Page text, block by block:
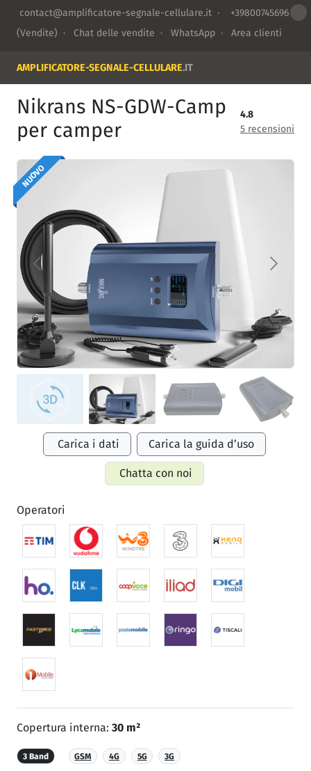
contact@amplificatore-segnale-cellulare.it ·
+39800745696
(Vendite) ·
Chat delle vendite · WhatsApp · Area clienti
AMPLIFICATORE-SEGNALE-CELLULARE.IT
Nikrans NS-GDW-Camp
per camper
4.8
5 recensioni
NUOVO
Carica i dati Carica la guida d’uso
Chatta con noi
Operatori
Copertura interna: 30 m²
3 Band GSM 4G 5G 3G